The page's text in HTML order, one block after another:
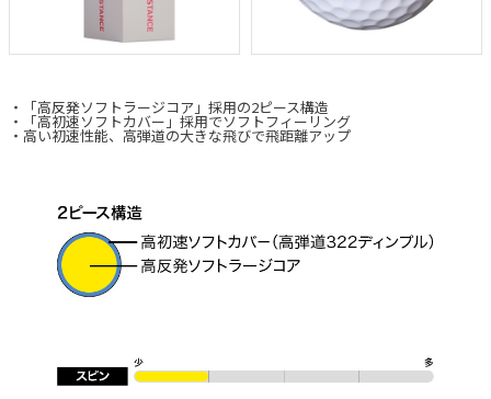
・「高反発ソフトラージコア」採用の2ピース構造
・「高初速ソフトカバー」採用でソフトフィーリング
・高い初速性能、高弾道の大きな飛びで飛距離アップ